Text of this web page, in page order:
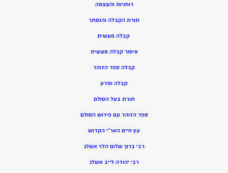
רוחניות והעצמה
תורת הקבלה והנסתר
קבלה מעשית
איסור קבלה מעשית
קבלה ספר הזוהר
קבלה ומדע
תורת בעל הסולם
ספר הזוהר עם פירוש הסולם
עץ חיים האר”י הקדוש
רבי ברוך שלום הלוי אשלג
רבי יהודה לייב אשלג